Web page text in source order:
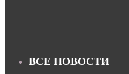
ВСЕ НОВОСТИ